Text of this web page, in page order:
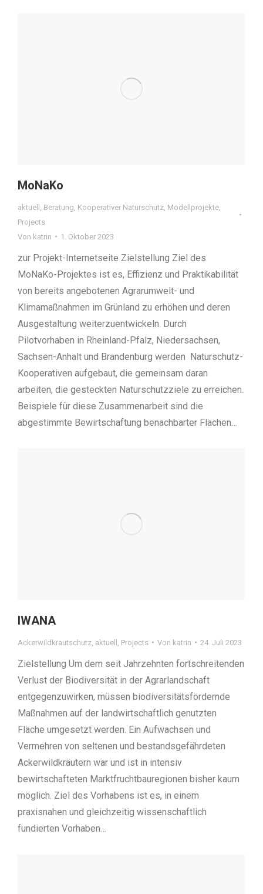
MoNaKo
aktuell Beratung Kooperativer Naturschutz Modellprojekte
Projects
Von katrin 1. Oktober 2023
zur Projekt-Internetseite Zielstellung Ziel des
MoNaKo-Projektes ist es, Effizienz und Praktikabilität
von bereits angebotenen Agrarumwelt- und
Klimamaßnahmen im Grünland zu erhöhen und deren
Ausgestaltung weiterzuentwickeln. Durch
Pilotvorhaben in Rheinland-Pfalz, Niedersachsen,
Sachsen-Anhalt und Brandenburg werden Naturschutz-
Kooperativen aufgebaut, die gemeinsam daran
arbeiten, die gesteckten Naturschutzziele zu erreichen.
Beispiele für diese Zusammenarbeit sind die
abgestimmte Bewirtschaftung benachbarter Flächen…
IWANA
Ackerwildkrautschutz aktuell Projects Von katrin 24. Juli 2023
Zielstellung Um dem seit Jahrzehnten fortschreitenden
Verlust der Biodiversität in der Agrarlandschaft
entgegenzuwirken, müssen biodiversitätsfördernde
Maßnahmen auf der landwirtschaftlich genutzten
Fläche umgesetzt werden. Ein Aufwachsen und
Vermehren von seltenen und bestandsgefährdeten
Ackerwildkräutern war und ist in intensiv
bewirtschafteten Marktfruchtbauregionen bisher kaum
möglich. Ziel des Vorhabens ist es, in einem
praxisnahen und gleichzeitig wissenschaftlich
fundierten Vorhaben…